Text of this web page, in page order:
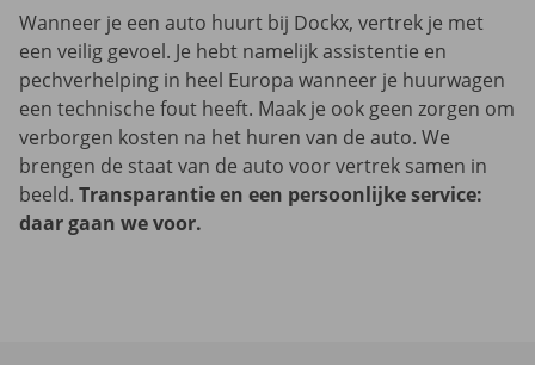
Wanneer je een auto huurt bij Dockx, vertrek je met
een veilig gevoel. Je hebt namelijk assistentie en
pechverhelping in heel Europa wanneer je huurwagen
een technische fout heeft. Maak je ook geen zorgen om
verborgen kosten na het huren van de auto. We
brengen de staat van de auto voor vertrek samen in
beeld. Transparantie en een persoonlijke service:
daar gaan we voor.